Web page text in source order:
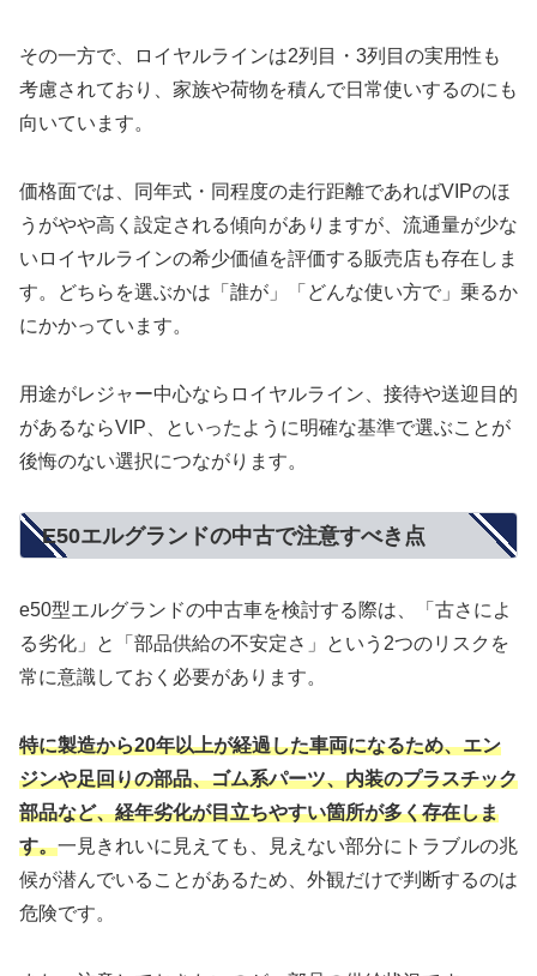
その一方で、ロイヤルラインは2列目・3列目の実用性も
考慮されており、家族や荷物を積んで日常使いするのにも
向いています。
価格面では、同年式・同程度の走行距離であればVIPのほ
うがやや高く設定される傾向がありますが、流通量が少な
いロイヤルラインの希少価値を評価する販売店も存在しま
す。どちらを選ぶかは「誰が」「どんな使い方で」乗るか
にかかっています。
用途がレジャー中心ならロイヤルライン、接待や送迎目的
があるならVIP、といったように明確な基準で選ぶことが
後悔のない選択につながります。
E50エルグランドの中古で注意すべき点
e50型エルグランドの中古車を検討する際は、「古さによ
る劣化」と「部品供給の不安定さ」という2つのリスクを
常に意識しておく必要があります。
特に製造から20年以上が経過した車両になるため、エン
ジンや足回りの部品、ゴム系パーツ、内装のプラスチック
部品など、経年劣化が目立ちやすい箇所が多く存在しま
す。一見きれいに見えても、見えない部分にトラブルの兆
候が潜んでいることがあるため、外観だけで判断するのは
危険です。